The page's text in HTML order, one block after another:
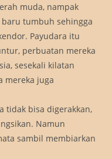
muda, nampak
tumbuh sehingga
Payudara itu
perbuatan mereka
sesekali kilatan
mereka juga
tidak bisa digerakkan,
Namun
sambil membiarkan